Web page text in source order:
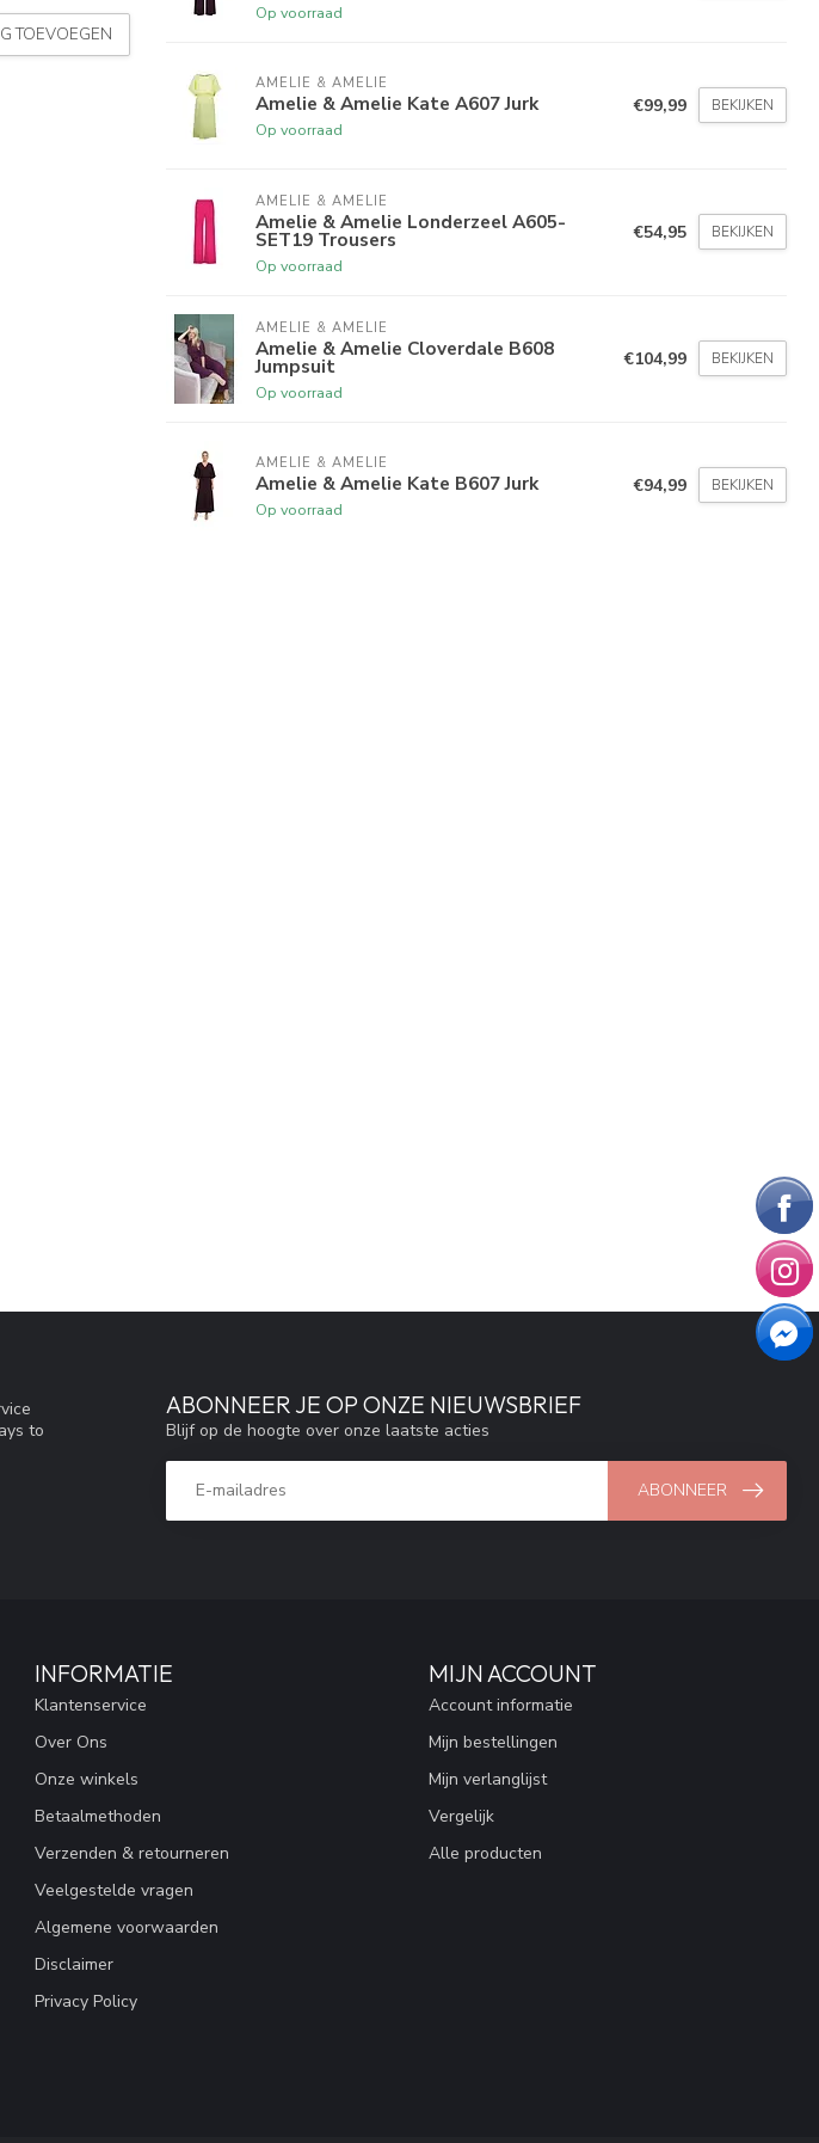
TOEVOEGEN
Op voorraad
AMELIE & AMELIE
Amelie & Amelie Kate A607 Jurk
Op voorraad
€99,99 BEKIJKEN
AMELIE & AMELIE
Amelie & Amelie Londerzeel A605-
SET19 Trousers
Op voorraad
€54,95 BEKIJKEN
AMELIE & AMELIE
Amelie & Amelie Cloverdale B608
Jumpsuit
Op voorraad
€104,99 BEKIJKEN
AMELIE & AMELIE
Amelie & Amelie Kate B607 Jurk
Op voorraad
€94,99 BEKIJKEN
to
ABONNEER JE OP ONZE NIEUWSBRIEF
Blijf op de hoogte over onze laatste acties
ABONNEER
INFORMATIE
Klantenservice
Over Ons
Onze winkels
Betaalmethoden
Verzenden & retourneren
Veelgestelde vragen
Algemene voorwaarden
Disclaimer
Privacy Policy
MIJN ACCOUNT
Account informatie
Mijn bestellingen
Mijn verlanglijst
Vergelijk
Alle producten